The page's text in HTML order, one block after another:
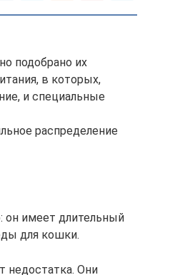
подобрано их
в которых,
и специальные
распределение
имеет длительный
для кошки.
недостатка. Они